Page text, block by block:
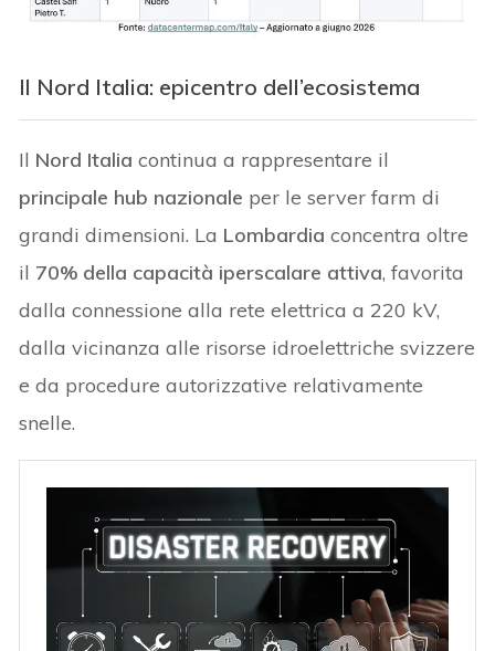
Il Nord Italia: epicentro dell’ecosistema
Il Nord Italia continua a rappresentare il
principale hub nazionale per le server farm di
grandi dimensioni. La Lombardia concentra oltre
il 70% della capacità iperscalare attiva, favorita
dalla connessione alla rete elettrica a 220 kV,
dalla vicinanza alle risorse idroelettriche svizzere
e da procedure autorizzative relativamente
snelle.